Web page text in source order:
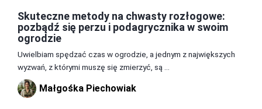
Skuteczne metody na chwasty rozłogowe:
pozbądź się perzu i podagrycznika w swoim
ogrodzie
Uwielbiam spędzać czas w ogrodzie, a jednym z największych
wyzwań, z którymi muszę się zmierzyć, są ...
Małgośka Piechowiak